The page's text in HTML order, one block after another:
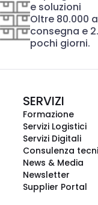
e soluzioni
Oltre 80.000
consegna e
pochi giorni.
SERVIZI
Formazione
Servizi Logistici
Servizi Digitali
Consulenza
News & Media
Newsletter
Supplier Portal